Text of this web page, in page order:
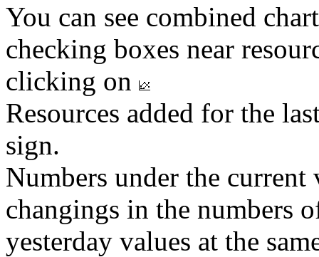
You can see combined
checking boxes near
clicking on
Resources added for the
sign.
Numbers under the
changings in the numbers
yesterday values at the